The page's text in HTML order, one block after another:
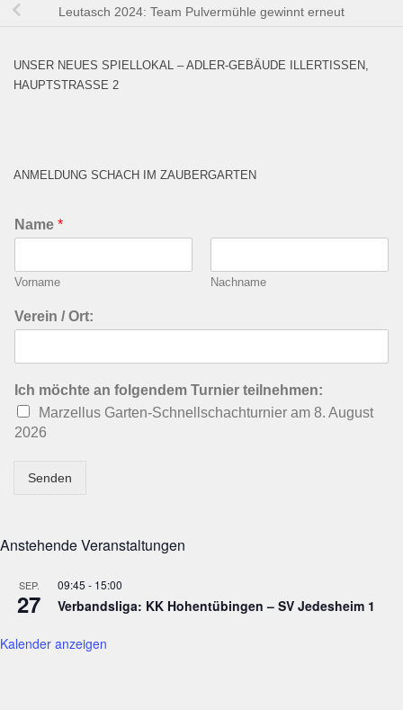
Leutasch 2024: Team Pulvermühle gewinnt erneut
UNSER NEUES SPIELLOKAL – ADLER-GEBÄUDE ILLERTISSEN,
HAUPTSTRASSE 2
ANMELDUNG SCHACH IM ZAUBERGARTEN
Name *
Vorname Nachname
Verein / Ort:
Ich möchte an folgendem Turnier teilnehmen:
Marzellus Garten-Schnellschachturnier am 8. August
2026
Senden
Anstehende Veranstaltungen
SEP.
27
09:45 - 15:00
Verbandsliga: KK Hohentübingen – SV Jedesheim 1
Kalender anzeigen